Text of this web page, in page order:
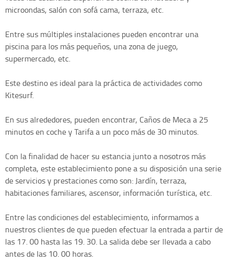
microondas, salón con sofá cama, terraza, etc.
Entre sus múltiples instalaciones pueden encontrar una
piscina para los más pequeños, una zona de juego,
supermercado, etc.
Este destino es ideal para la práctica de actividades como
Kitesurf.
En sus alrededores, pueden encontrar, Caños de Meca a 25
minutos en coche y Tarifa a un poco más de 30 minutos.
Con la finalidad de hacer su estancia junto a nosotros más
completa, este establecimiento pone a su disposición una serie
de servicios y prestaciones como son: Jardín, terraza,
habitaciones familiares, ascensor, información turística, etc.
Entre las condiciones del establecimiento, informamos a
nuestros clientes de que pueden efectuar la entrada a partir de
las 17. 00 hasta las 19. 30. La salida debe ser llevada a cabo
antes de las 10. 00 horas.